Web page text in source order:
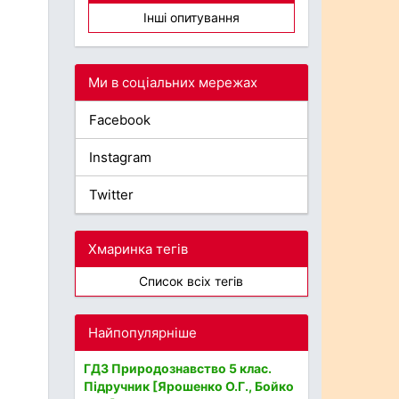
Інші опитування
Ми в соціальних мережах
Facebook
Instagram
Twitter
Хмаринка тегів
Список всіх тегів
Найпопулярніше
ГДЗ Природознавство 5 клас.
Підручник [Ярошенко О.Г., Бойко